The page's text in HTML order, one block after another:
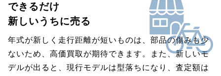
できるだけ
新しいうちに売る
年式が新しく走行距離が短いものは、部品の傷みも少
ないため、高価買取が期待できます。また、新しいモ
デルが出ると、現行モデルは型落ちになり、査定額は